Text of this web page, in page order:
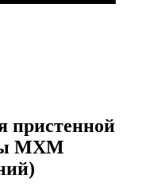
пристенной
МХМ